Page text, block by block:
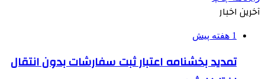
آخرین اخبار
1 هفته پیش
تمدید بخشنامه اعتبار ثبت سفارشات بدون انتقال